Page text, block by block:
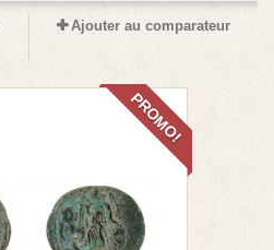
Ajouter au comparateur
PROMO!